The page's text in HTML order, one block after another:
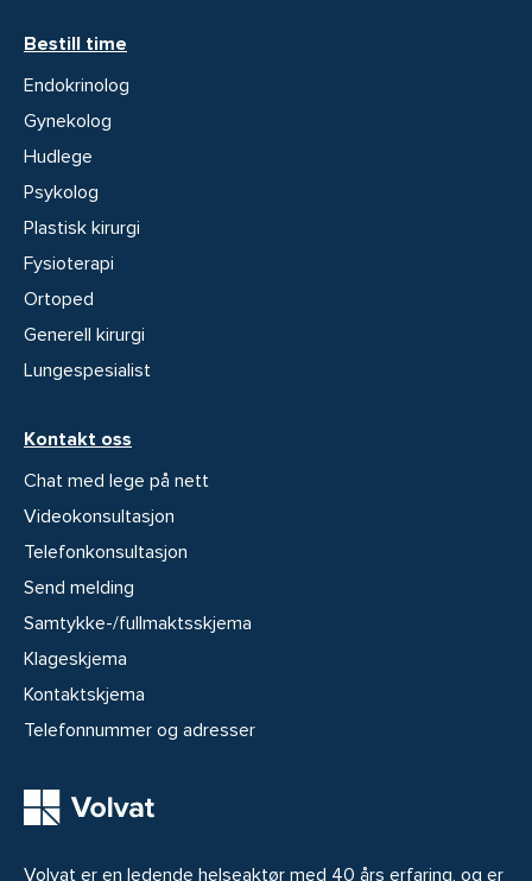
Volvat er en ledende helseaktør med 40 års erfaring, og er
Bestill time
Endokrinolog
Gynekolog
Hudlege
Psykolog
Plastisk kirurgi
Fysioterapi
Ortoped
Generell kirurgi
Lungespesialist
Kontakt oss
Chat med lege på nett
Videokonsultasjon
Telefonkonsultasjon
Send melding
Samtykke-/fullmaktsskjema
Klageskjema
Kontaktskjema
Telefonnummer og adresser